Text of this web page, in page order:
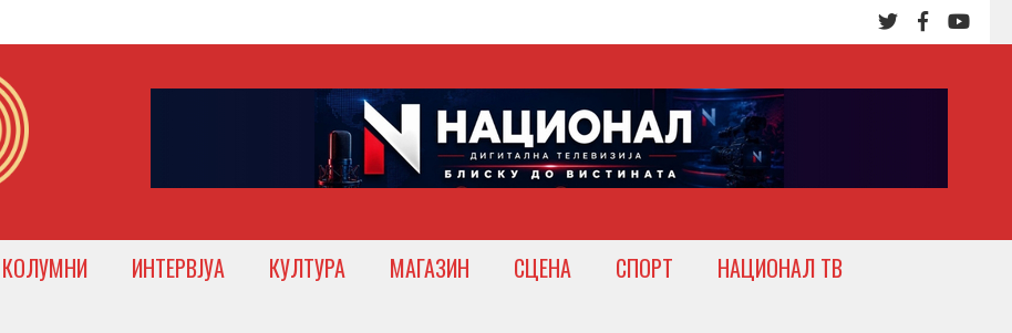
КОЛУМНИ ИНТЕРВЈУА КУЛТУРА МАГАЗИН СЦЕНА СПОРТ
НАЦИОНАЛ ТВ